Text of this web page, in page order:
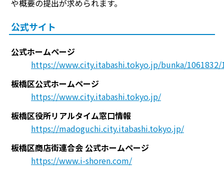
や概要の提出が求められます。
公式サイト
公式ホームページ
https://www.city.itabashi.tokyo.jp/bunka/1061832/
板橋区公式ホームページ
https://www.city.itabashi.tokyo.jp/
板橋区役所リアルタイム窓口情報
https://madoguchi.city.itabashi.tokyo.jp/
板橋区商店街連合会 公式ホームページ
https://www.i-shoren.com/